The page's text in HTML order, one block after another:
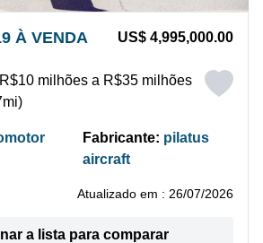
À VENDA US$ 4,995,000.00
R$10 milhões a R$35 milhões
Fabricante: pilatus
aircraft
Atualizado em : 26/07/2026
a lista para comparar